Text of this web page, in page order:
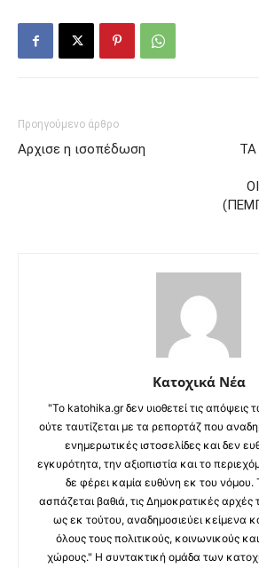
Προηγούμενο άρθρο
Αρχισε η ισοπέδωση
Κατοχικά Νέα
"Το katohika.gr δεν υιοθετεί τις
ούτε ταυτίζεται με τα ρεπορτάζ που
ενημερωτικές ιστοσελίδες και δεν
εγκυρότητα, την αξιοπιστία και το
δε φέρει καμία ευθύνη εκ του νόμου.
ασπάζεται βαθιά, τις Δημοκρατικές
ως εκ τούτου, αναδημοσιεύει κείμενα
όλους τους πολιτικούς, κοινωνικούς
χώρους." Η συντακτική ομάδα των